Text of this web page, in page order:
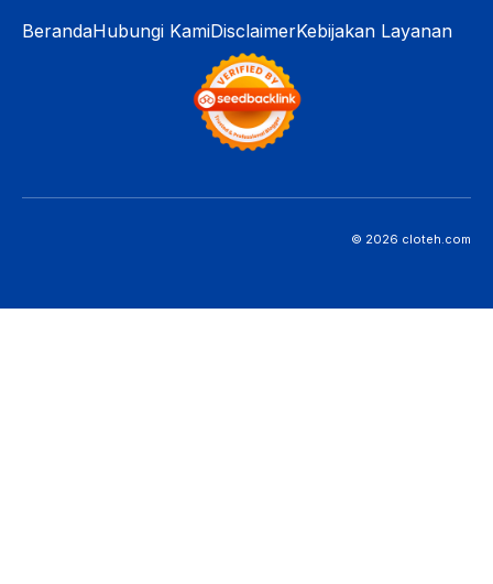
BerandaHubungi KamiDisclaimerKebijakan Layanan
© 2026 cloteh.com